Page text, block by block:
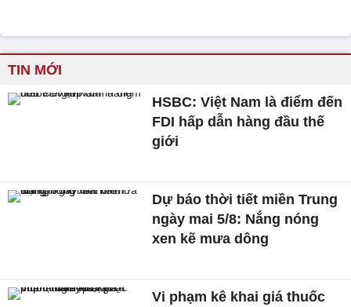
TIN MỚI
HSBC: Việt Nam là điểm đến
FDI hấp dẫn hàng đầu thế
giới
Dự báo thời tiết miền Trung
ngày mai 5/8: Nắng nóng
xen kẽ mưa dông
Vi phạm kê khai giá thuốc